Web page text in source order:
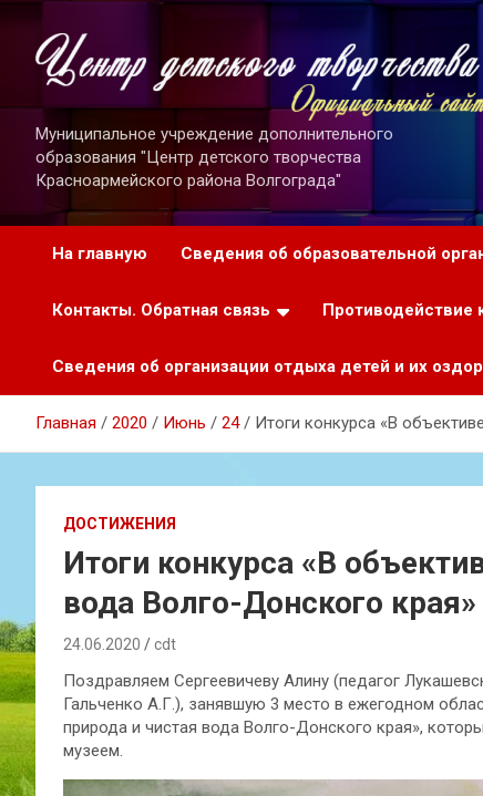
содержимому
Муниципальное учреждение дополнительного
образования "Центр детского творчества
Красноармейского района Волгограда"
На главную Сведения об образовательной
Контакты. Обратная связь Противодействие
Сведения об организации отдыха детей и их
Главная 2020 Июнь 24 Итоги конкурса «В
ДОСТИЖЕНИЯ
Итоги конкурса «В
вода Волго-Донского края»
24.06.2020 cdt
Поздравляем Сергеевичеву Алину (педагог
Гальченко А.Г.), занявшую 3 место в ежегодном
природа и чистая вода Волго-Донского края»,
музеем.